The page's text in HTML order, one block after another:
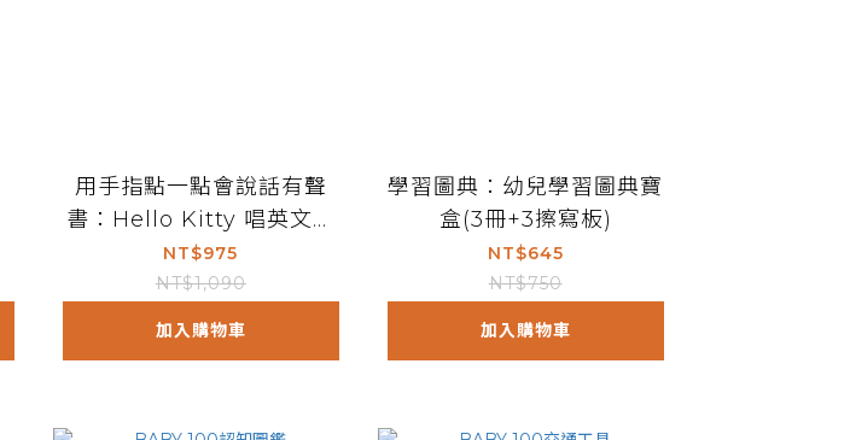
用手指點一點會說話有聲
書：Hello Kitty 唱英文兒
歌
NT$975
NT$1,090
加入購物車
學習圖典：幼兒學習圖典寶
盒(3冊+3擦寫板)
NT$645
NT$750
加入購物車